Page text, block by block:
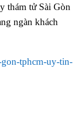
thám tử Sài Gòn
ngàn khách
gon-tphcm-uy-tin-